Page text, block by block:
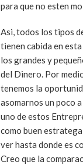
para que no esten
Asi, todos los tipos
tienen cabida en
los grandes y
del Dinero. Por
tenemos la
asomarnos un poco
uno de estos
como buen
ver hasta donde es
Creo que la